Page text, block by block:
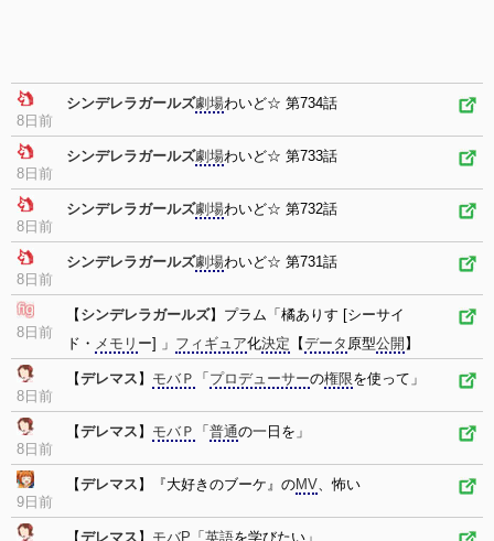
8日前
シンデレラガールズ劇場わいど☆ 第734話
8日前
シンデレラガールズ劇場わいど☆ 第733話
8日前
シンデレラガールズ劇場わいど☆ 第732話
8日前
シンデレラガールズ劇場わいど☆ 第731話
8日前
【 シンデレラガールズ】プラム「橘ありす [シーサイ
ド・ メモリ ー] 」 フィギュア化決定 【データ 原型公開 】
8日前
【デレマス 】 モバＰ 「 プロデューサーの権限を使って」
8日前
【デレマス 】 モバＰ 「 普通の一日を」
9日前
【デレマス 】『大好きのブーケ』のMV、怖い
【デレマス 】 モバP 「 英語を学びたい」